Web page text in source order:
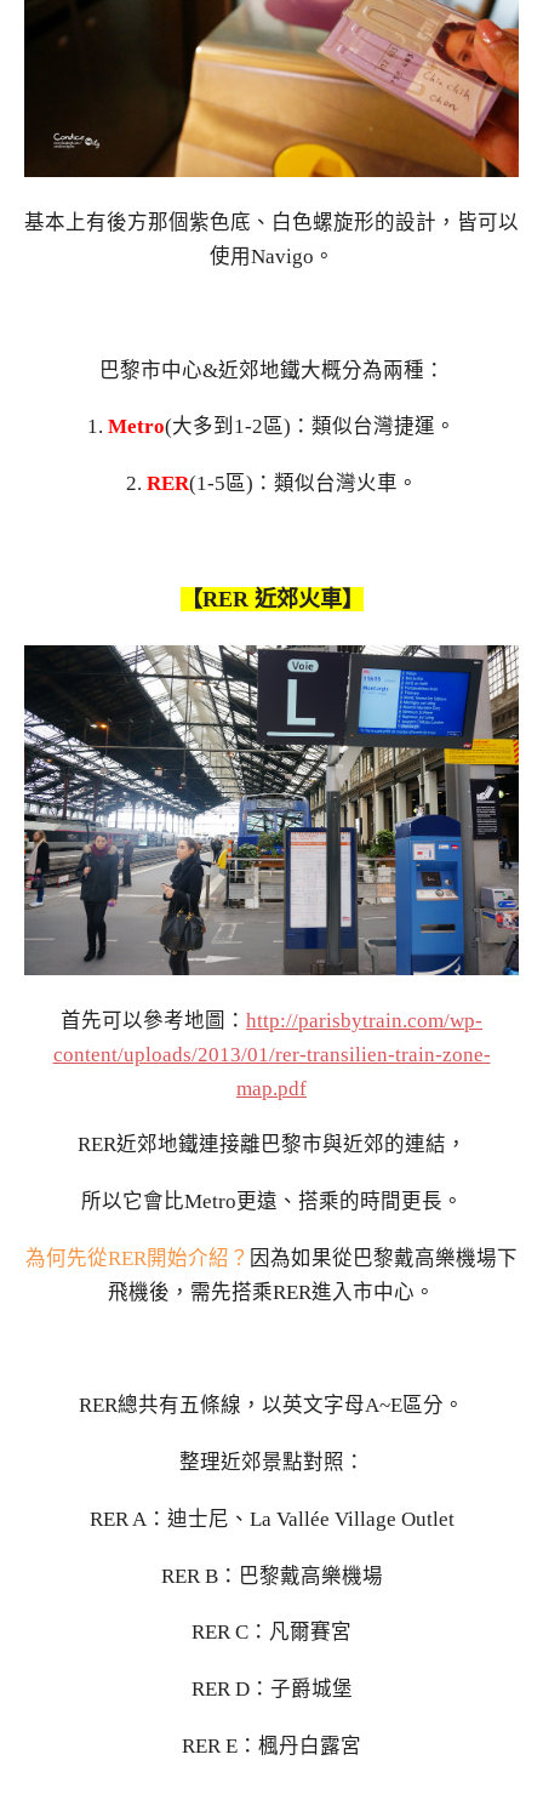
基本上有後方那個紫色底、白色螺旋形的設計，皆可以
使用Navigo。
巴黎市中心&近郊地鐵大概分為兩種：
1. Metro(大多到1-2區)：類似台灣捷運。
2. RER(1-5區)：類似台灣火車。
【RER 近郊火車】
首先可以參考地圖： http://parisbytrain.com/wp-
content/uploads/2013/01/rer-transilien-train-zone-
map.pdf
RER近郊地鐵連接離巴黎市與近郊的連結，
所以它會比Metro更遠、搭乘的時間更長。
為何先從RER開始介紹？ 因為如果從巴黎戴高樂機場下
飛機後，需先搭乘RER進入市中心。
RER總共有五條線，以英文字母A~E區分。
整理近郊景點對照：
RER A：迪士尼、La Vallée Village Outlet
RER B：巴黎戴高樂機場
RER C：凡爾賽宮
RER D：子爵城堡
RER E：楓丹白露宮